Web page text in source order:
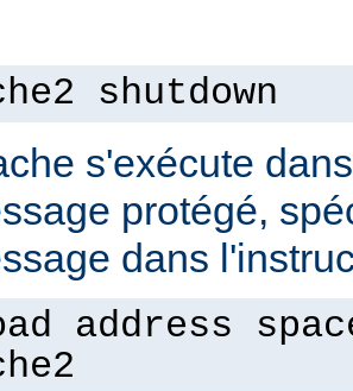
shutdown
s'exécute
protégé,
dans
address